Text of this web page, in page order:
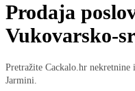
Prodaja
Vukovarsko-
Pretražite Cackalo.hr
Jarmini.